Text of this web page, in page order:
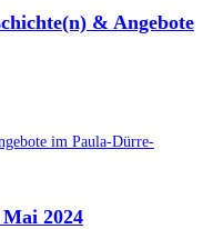
& Angebote
2024